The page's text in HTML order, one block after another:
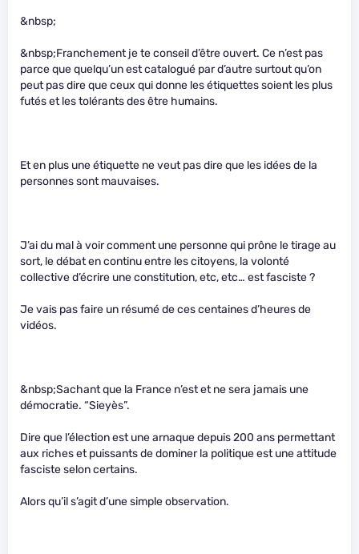
&nbsp;
&nbsp;Franchement je te conseil d’être ouvert. Ce n’est pas
parce que quelqu’un est catalogué par d’autre surtout qu’on
peut pas dire que ceux qui donne les étiquettes soient les plus
futés et les tolérants des être humains.
Et en plus une étiquette ne veut pas dire que les idées de la
personnes sont mauvaises.
J’ai du mal à voir comment une personne qui prône le tirage au
sort, le débat en continu entre les citoyens, la volonté
collective d’écrire une constitution, etc, etc… est fasciste ?
Je vais pas faire un résumé de ces centaines d’heures de
vidéos.
&nbsp;Sachant que la France n’est et ne sera jamais une
démocratie. “Sieyès”.
Dire que l’élection est une arnaque depuis 200 ans permettant
aux riches et puissants de dominer la politique est une attitude
fasciste selon certains.
Alors qu’il s’agit d’une simple observation.